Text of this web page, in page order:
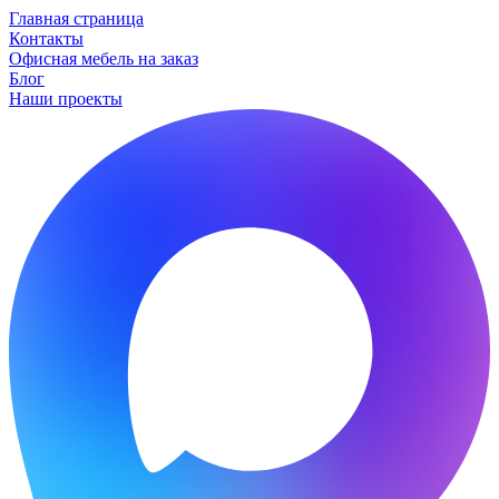
Главная страница
Контакты
Офисная мебель на заказ
Блог
Наши проекты